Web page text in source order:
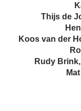
Thijs de
Koos van der
Rudy